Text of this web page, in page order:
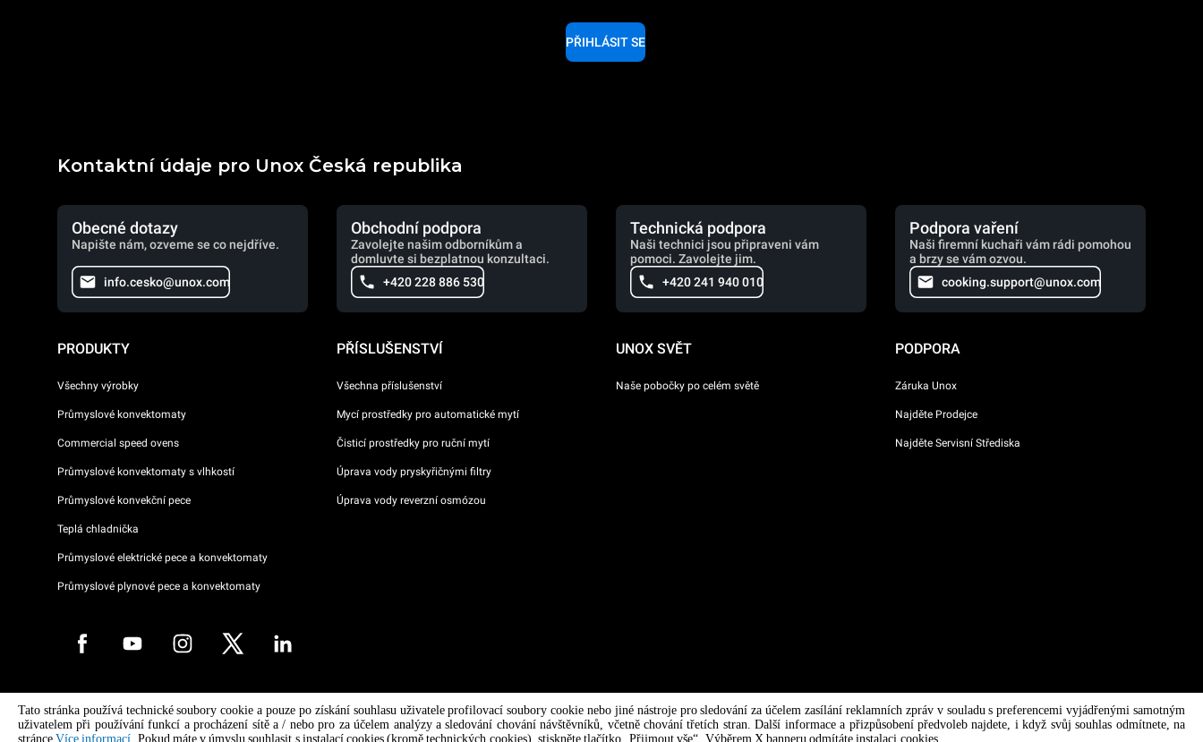
PŘIHLÁSIT SE
Kontaktní údaje pro Unox Česká republika
Obecné dotazy
Napište nám, ozveme se co nejdříve.
info.cesko@unox.com
Obchodní podpora
Zavolejte našim odborníkům a
domluvte si bezplatnou konzultaci.
+420 228 886 530
Technická podpora
Naši technici jsou připraveni vám
pomoci. Zavolejte jim.
+420 241 940 010
Podpora vaření
Naši firemní kuchaři vám rádi pomohou
a brzy se vám ozvou.
cooking.support@unox.com
PRODUKTY
Všechny výrobky
Průmyslové konvektomaty
Commercial speed ovens
Průmyslové konvektomaty s vlhkostí
Průmyslové konvekční pece
Teplá chladnička
Průmyslové elektrické pece a konvektomaty
Průmyslové plynové pece a konvektomaty
PŘÍSLUŠENSTVÍ
Všechna příslušenství
Mycí prostředky pro automatické mytí
Čisticí prostředky pro ruční mytí
Úprava vody pryskyřičnými filtry
Úprava vody reverzní osmózou
UNOX SVĚT
Naše pobočky po celém světě
PODPORA
Záruka Unox
Najděte Prodejce
Najděte Servisní Střediska
Copyright 2026 UNOX S.p.A. Všechna práva vyhrazena. Reg. Imp. Padova n °
04230750285 - REA Padova 372835 - Cap. Soc. 5.000.000 € iv - P.IVA / CF
04230750285 - IT WEEE Reg. No. IT08020000000377
AI Content Disclaimer Privacy policy Cookie policy
Tato stránka používá technické soubory cookie a pouze po získání souhlasu uživatele profilovací soubory cookie nebo jiné nástroje pro sledování za účelem zasílání reklamních zpráv v souladu s preferencemi vyjádřenými samotným
uživatelem při používání funkcí a procházení sítě a / nebo pro za účelem analýzy a sledování chování návštěvníků, včetně chování třetích stran. Další informace a přizpůsobení předvoleb najdete, i když svůj souhlas odmítnete, na
stránceVíce informací . Pokud máte v úmyslu souhlasit s instalací cookies (kromě technických cookies), stiskněte tlačítko „Přijmout vše“. Výběrem X banneru odmítáte instalaci cookies.